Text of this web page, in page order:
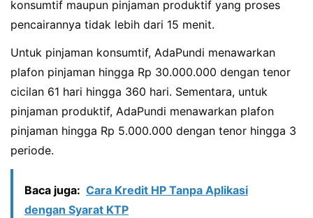
konsumtif maupun pinjaman produktif yang proses
pencairannya tidak lebih dari 15 menit.
Untuk pinjaman konsumtif, AdaPundi menawarkan
plafon pinjaman hingga Rp 30.000.000 dengan tenor
cicilan 61 hari hingga 360 hari. Sementara, untuk
pinjaman produktif, AdaPundi menawarkan plafon
pinjaman hingga Rp 5.000.000 dengan tenor hingga 3
periode.
Baca juga: Cara Kredit HP Tanpa Aplikasi
dengan Syarat KTP